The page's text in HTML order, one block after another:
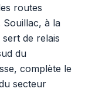
routes
Souillac, à la
sert de relais
du
complète le
secteur